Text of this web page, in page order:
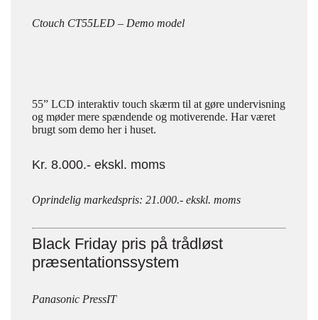
Ctouch CT55LED – Demo model
55” LCD interaktiv touch skærm til at gøre undervisning
og møder mere spændende og motiverende. Har været
brugt som demo her i huset.
Kr. 8.000.- ekskl. moms
Oprindelig markedspris: 21.000.- ekskl. moms
Black Friday pris på trådløst
præsentationssystem
Panasonic PressIT